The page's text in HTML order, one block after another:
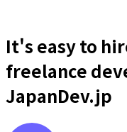
It's easy to
freelance
JapanDev.jp